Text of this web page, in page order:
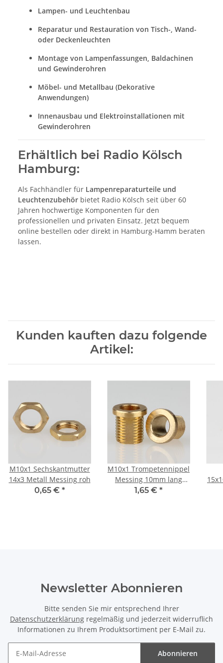
Lampen- und Leuchtenbau
Reparatur und Restauration von Tisch-, Wand-
oder Deckenleuchten
Montage von Lampenfassungen, Baldachinen
und Gewinderohren
Möbel- und Metallbau (Dekorative
Anwendungen)
Innenausbau und Elektroinstallationen mit
Gewinderohren
Erhältlich bei Radio Kölsch
Hamburg:
Als Fachhändler für Lampenreparaturteile und
Leuchtenzubehör bietet Radio Kölsch seit über 60
Jahren hochwertige Komponenten für den
professionellen und privaten Einsatz. Jetzt bequem
online bestellen oder direkt in Hamburg-Hamm beraten
lassen.
Kunden kauften dazu folgende
Artikel:
M10x1 Sechskantmutter
14x3 Metall Messing roh
0,65 € *
M10x1 Trompetennippel
Messing 10mm lang
12x12mm mit
1,65 € *
Newsletter Abonnieren
Bitte senden Sie mir entsprechend Ihrer
Datenschutzerklärung regelmäßig und jederzeit widerruflich
Informationen zu Ihrem Produktsortiment per E-Mail zu.
Abonnieren